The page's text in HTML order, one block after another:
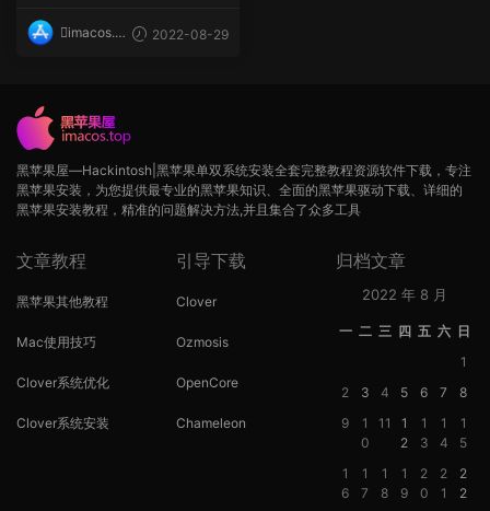
imacos.t
2022-08-29
黑苹果屋—Hackintosh|黑苹果单双系统安装全套完整教程资源软件下载，专注
黑苹果安装，为您提供最专业的黑苹果知识、全面的黑苹果驱动下载、详细的
黑苹果安装教程，精准的问题解决方法,并且集合了众多工具
文章教程
黑苹果其他教程
Mac使用技巧
Clover系统优化
Clover系统安装
引导下载
Clover
Ozmosis
OpenCore
Chameleon
归档文章
2022 年 8 月
一 二 三 四 五 六 日
1
2
3 4 5 6 7
8
9
1
0
11
1
2
1
3
1
4
1
5
1
6
1
7
1
8
1
9
2
0
2
1
2
2